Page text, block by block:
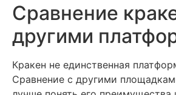
Сравнение
другими
Кракен не единственная
Сравнение с другими